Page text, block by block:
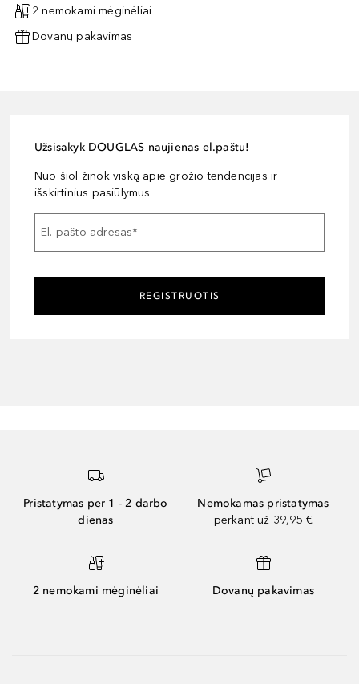
2 nemokami mėginėliai
Dovanų pakavimas
Užsisakyk DOUGLAS naujienas el.paštu!
Nuo šiol žinok viską apie grožio tendencijas ir
išskirtinius pasiūlymus
El. pašto adresas*
REGISTRUOTIS
Pristatymas per 1 - 2 darbo
dienas
Nemokamas pristatymas
perkant už 39,95 €
2 nemokami mėginėliai Dovanų pakavimas